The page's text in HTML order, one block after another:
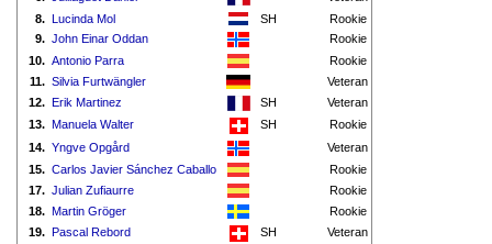
8. Lucinda Mol SH
Rookie
9. John Einar Oddan
Rookie
10. Antonio Parra
Rookie
11. Silvia Furtwängler
Veteran
12. Erik Martinez SH
Veteran
13. Manuela Walter SH
Rookie
14. Yngve Opgård
Veteran
15. Carlos Javier Sánchez Caballo
Rookie
17. Julian Zufiaurre
Rookie
18. Martin Gröger
Rookie
19. Pascal Rebord SH
Veteran